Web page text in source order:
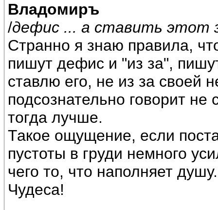
Владомиръ
/дефис ... а ставить этот
Странно я знаю правила,
пишут дефис и "из за",
ставлю его, не из за своей
подсознательно говорит не
тогда лучше.
Такое ощущение, если
пустоты в груди немного
чего то, что наполняет
Чудеса!